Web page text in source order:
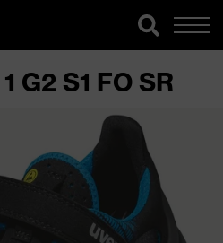
G2 S1 FO SR